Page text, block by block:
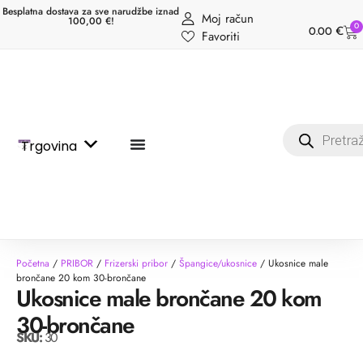
Besplatna dostava za sve narudžbe iznad
100,00 €!
Moj račun
Favoriti
0.00 € 0
Trgovina
Početna / PRIBOR / Frizerski pribor / Špangice/ukosnice / Ukosnice male
brončane 20 kom 30-brončane
Ukosnice male brončane 20 kom
30-brončane
SKU:30